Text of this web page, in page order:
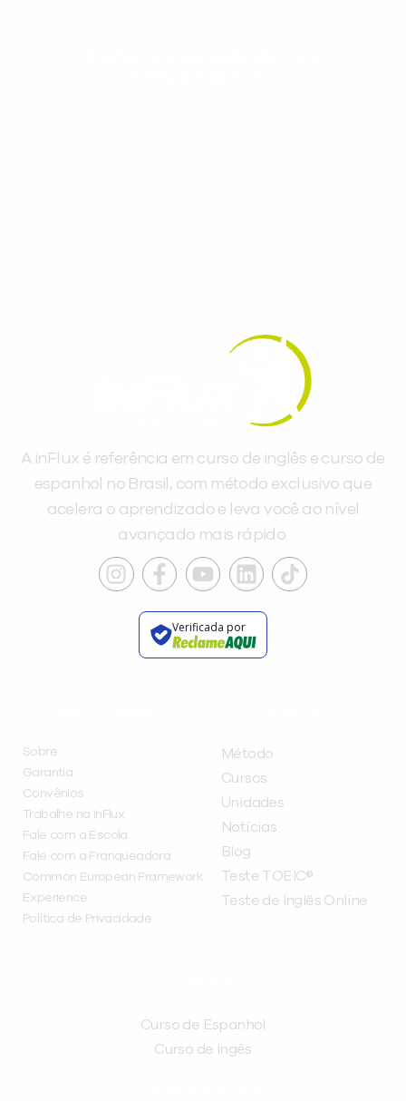
A inFlux é referência em curso de inglês e curso de
espanhol no Brasil, com método exclusivo que
acelera o aprendizado e leva você ao nível
avançado mais rápido.
Verificada por
Sobre
Garantia
Convênios
Trabalhe na inFlux
Fale com a Escola
Fale com a Franqueadora
Common European Framework
Experience
Política de Privacidade
Método
Cursos
Unidades
Notícias
Blog
Teste TOEIC®
Teste de Inglês Online
Curso de Espanhol
Curso de Ingês